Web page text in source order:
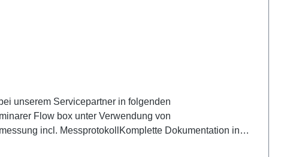
unserem Servicepartner in folgenden
Flow box unter Verwendung von
incl. MessprotokollKomplette Dokumentation in